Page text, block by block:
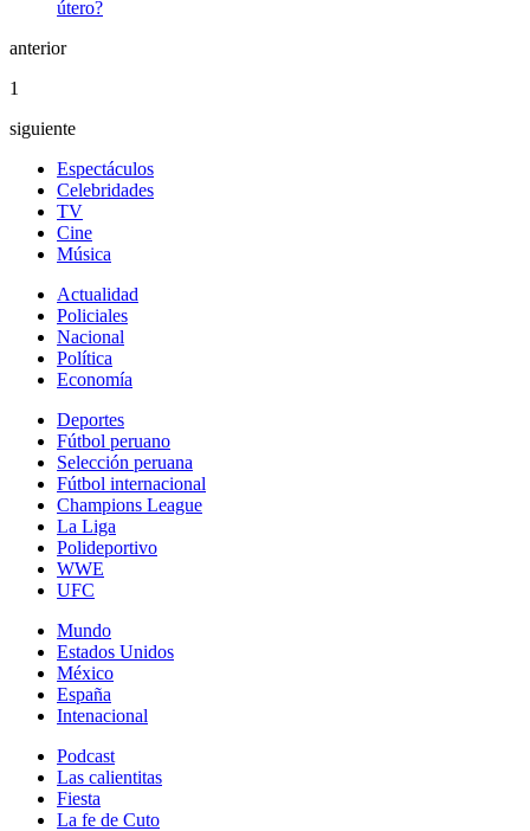
anterior
1
siguiente
Espectáculos
Celebridades
TV
Cine
Música
Actualidad
Policiales
Nacional
Política
Economía
Deportes
Fútbol peruano
Selección peruana
Fútbol internacional
Champions League
La Liga
Polideportivo
WWE
UFC
Mundo
Estados Unidos
México
España
Intenacional
Podcast
Las calientitas
Fiesta
La fe de Cuto